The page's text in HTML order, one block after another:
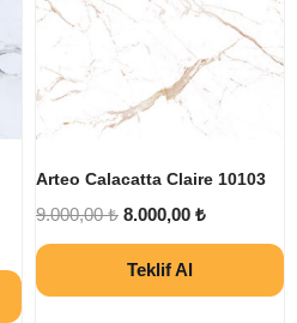
Arteo Calacatta Claire 10103
9.000,00₺ 8.000,00 ₺
Teklif Al